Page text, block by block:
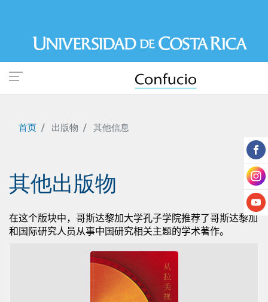
到
内
容
首页 出版物 其他信息
其他出版物
在这个版块中，哥斯达黎加大学孔子学院推荐了哥斯达黎加
和国际研究人员从事中国研究相关主题的学术著作。